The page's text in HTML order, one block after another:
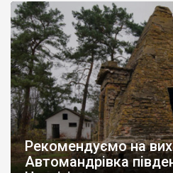
Рекомендуємо на
Автомандрівка